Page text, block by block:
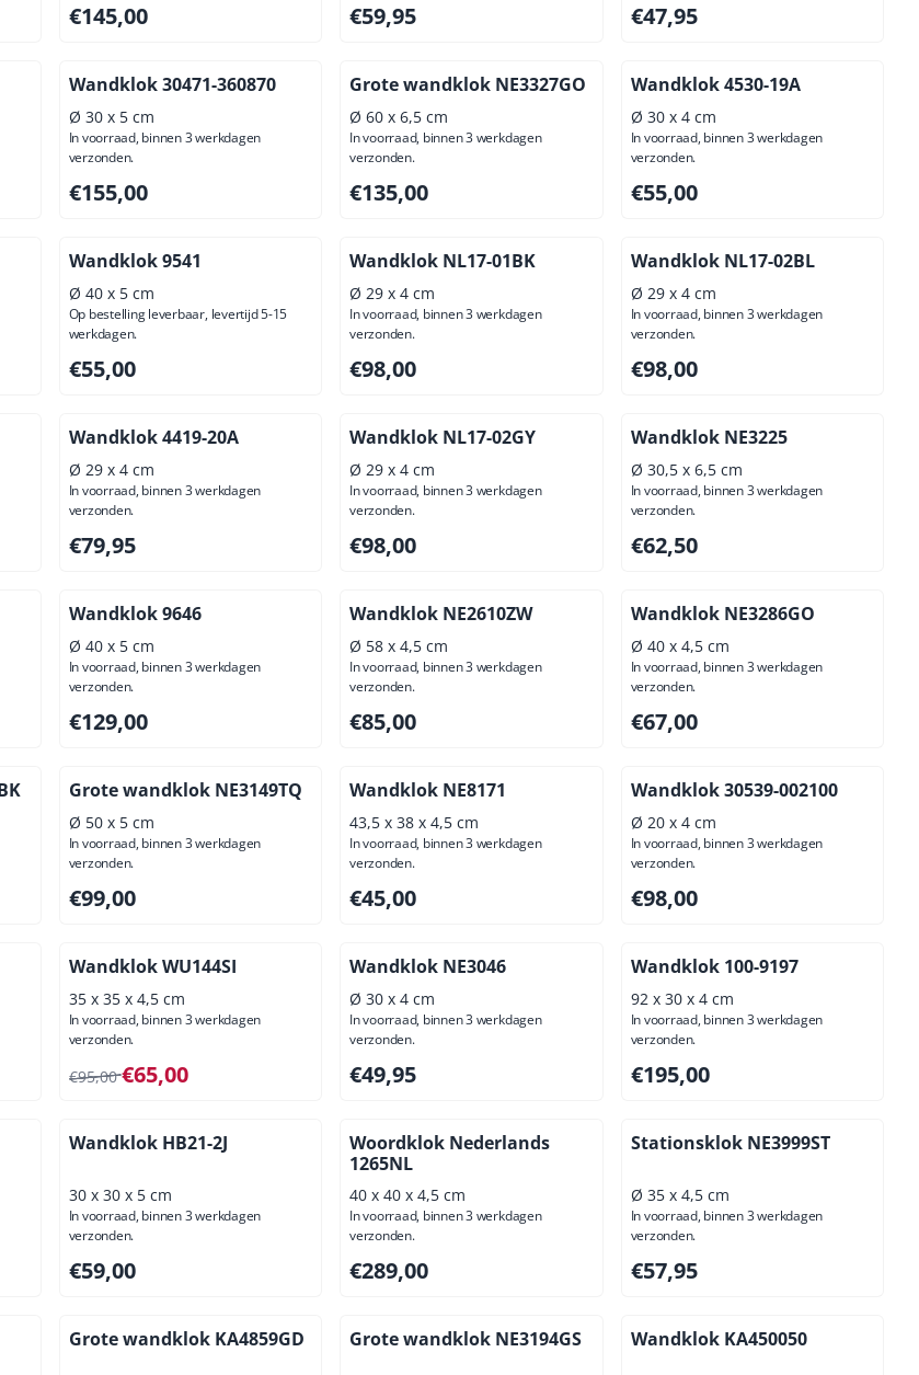
Prijs: 145,00, exclusief btw: 119,83
€145,00 Prijs: 59,95, exclusief btw: 49,55
€59,95 Prijs: 47,95, exclusief btw: 39,63
€47,95
Wandklok 30471-360870
Ø 30 x 5 cm
In voorraad, binnen 3 werkdagen
verzonden.
Prijs: 155,00, exclusief btw: 128,10
€155,00
Grote wandklok NE3327GO
Ø 60 x 6,5 cm
In voorraad, binnen 3 werkdagen
verzonden.
Prijs: 135,00, exclusief btw: 111,57
€135,00
Wandklok 4530-19A
Ø 30 x 4 cm
In voorraad, binnen 3 werkdagen
verzonden.
Prijs: 55,00, exclusief btw: 45,45
€55,00
Wandklok 9541
Ø 40 x 5 cm
Op bestelling leverbaar, levertijd 5-15
werkdagen.
Prijs: 55,00, exclusief btw: 45,45
€55,00
Wandklok NL17-01BK
Ø 29 x 4 cm
In voorraad, binnen 3 werkdagen
verzonden.
Prijs: 98,00, exclusief btw: 80,99
€98,00
Wandklok NL17-02BL
Ø 29 x 4 cm
In voorraad, binnen 3 werkdagen
verzonden.
Prijs: 98,00, exclusief btw: 80,99
€98,00
Wandklok 4419-20A
Ø 29 x 4 cm
In voorraad, binnen 3 werkdagen
verzonden.
Prijs: 79,95, exclusief btw: 66,07
€79,95
Wandklok NL17-02GY
Ø 29 x 4 cm
In voorraad, binnen 3 werkdagen
verzonden.
Prijs: 98,00, exclusief btw: 80,99
€98,00
Wandklok NE3225
Ø 30,5 x 6,5 cm
In voorraad, binnen 3 werkdagen
verzonden.
Prijs: 62,50, exclusief btw: 51,65
€62,50
btw: 53,72
Wandklok 9646
Ø 40 x 5 cm
In voorraad, binnen 3 werkdagen
verzonden.
Prijs: 129,00, exclusief btw: 106,61
€129,00
Wandklok NE2610ZW
Ø 58 x 4,5 cm
In voorraad, binnen 3 werkdagen
verzonden.
Prijs: 85,00, exclusief btw: 70,25
€85,00
Wandklok NE3286GO
Ø 40 x 4,5 cm
In voorraad, binnen 3 werkdagen
verzonden.
Prijs: 67,00, exclusief btw: 55,37
€67,00
Grote wandklok NE3149TQ
Ø 50 x 5 cm
In voorraad, binnen 3 werkdagen
verzonden.
Prijs: 99,00, exclusief btw: 81,82
€99,00
Wandklok NE8171
43,5 x 38 x 4,5 cm
In voorraad, binnen 3 werkdagen
verzonden.
Prijs: 45,00, exclusief btw: 37,19
€45,00
Wandklok 30539-002100
Ø 20 x 4 cm
In voorraad, binnen 3 werkdagen
verzonden.
Prijs: 98,00, exclusief btw: 80,99
€98,00
btw: 51,24
Wandklok WU144SI
35 x 35 x 4,5 cm
In voorraad, binnen 3 werkdagen
verzonden.
Van 95,00 voor 65,00, exclusief btw: 53,72
€95,00€65,00
Wandklok NE3046
Ø 30 x 4 cm
In voorraad, binnen 3 werkdagen
verzonden.
Prijs: 49,95, exclusief btw: 41,28
€49,95
Wandklok 100-9197
92 x 30 x 4 cm
In voorraad, binnen 3 werkdagen
verzonden.
Prijs: 195,00, exclusief btw: 161,16
€195,00
Wandklok HB21-2J
30 x 30 x 5 cm
In voorraad, binnen 3 werkdagen
verzonden.
Prijs: 59,00, exclusief btw: 48,76
€59,00
Woordklok Nederlands
1265NL
40 x 40 x 4,5 cm
In voorraad, binnen 3 werkdagen
verzonden.
Prijs: 289,00, exclusief btw: 238,84
€289,00
Stationsklok NE3999ST
Ø 35 x 4,5 cm
In voorraad, binnen 3 werkdagen
verzonden.
Prijs: 57,95, exclusief btw: 47,89
€57,95
Grote wandklok KA4859GD Grote wandklok NE3194GS Wandklok KA450050